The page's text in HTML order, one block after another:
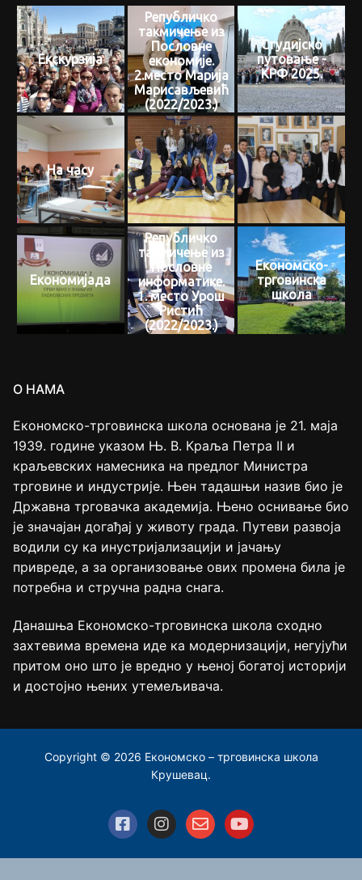
Екскурзија
Републичко
такмичење из
Пословне
економије.
2.место Марија
Марисављевић
(2022/2023.)
Студијско
путовање -
КРФ 2025.
На часу
Економијада
Републичко
такмичење из
Пословне
информатике.
1. место Урош
Ристић
(2022/2023.)
Економско-
трговинска
школа
О НАМА
Економско-трговинска школа основана је 21. маја
1939. године указом Њ. В. Краља Петра II и
краљевских намесника на предлог Министра
трговине и индустрије. Њен тадашњи назив био је
Државна трговачка академија. Њено оснивање био
је значајан догађај у животу града. Путеви развоја
водили су ка инустријализацији и јачању
привреде, а за организовање ових промена била је
потребна и стручна радна снага.
Данашња Економско-трговинска школа сходно
захтевима времена иде ка модернизацији, негујући
притом оно што је вредно у њеној богатој историји
и достојно њених утемељивача.
Copyright © 2026 Економско – трговинска школа
Крушевац.